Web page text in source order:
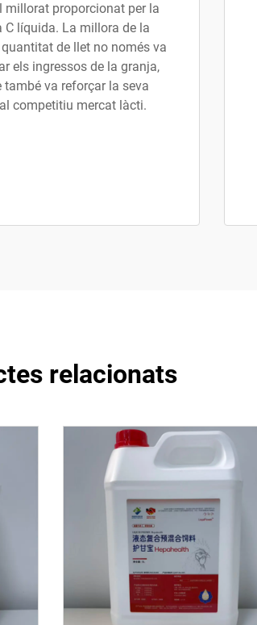
millorat proporcionat per la
C líquida. La millora de la
de llet no només va
els ingressos de la granja,
també va reforçar la seva
competitiu mercat làcti.
relacionats